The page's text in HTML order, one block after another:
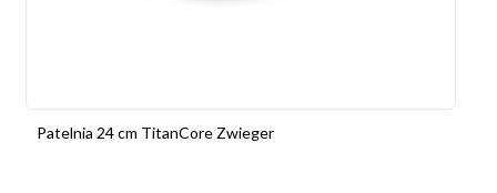
Patelnia 24 cm TitanCore Zwieger